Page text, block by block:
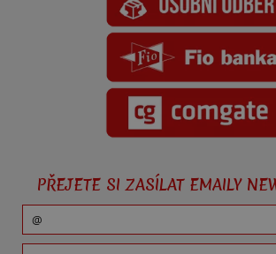
PŘEJETE SI ZASÍLAT EMAILY